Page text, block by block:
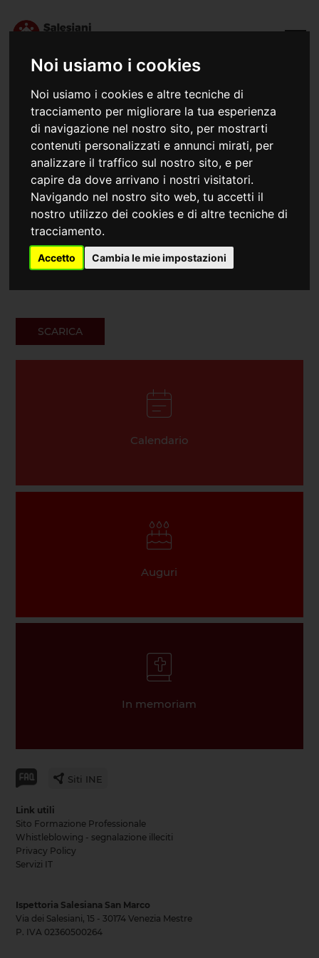
Noi usiamo i cookies
Noi usiamo i cookies e altre tecniche di
tracciamento per migliorare la tua esperienza
di navigazione nel nostro sito, per mostrarti
contenuti personalizzati e annunci mirati, per
analizzare il traffico sul nostro sito, e per
capire da dove arrivano i nostri visitatori.
Navigando nel nostro sito web, tu accetti il
nostro utilizzo dei cookies e di altre tecniche di
tracciamento.
Accetto Cambia le mie impostazioni
26/10/2021
La cuoca e "mamma" del Rainerum che
cucinò anche per Papa Giovanni
SCARICA
Calendario
Auguri
In memoriam
Siti INE
Link utili
Sito Formazione Professionale
Whistleblowing - segnalazione illeciti
Privacy Policy
Servizi IT
Ispettoria Salesiana San Marco
Via dei Salesiani, 15 - 30174 Venezia Mestre
P. IVA 02360500264